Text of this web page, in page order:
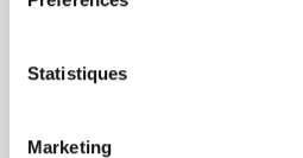
Statistiques
Marketing